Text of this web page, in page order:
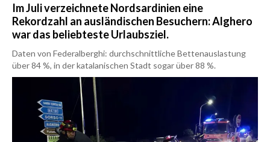
Im Juli verzeichnete Nordsardinien eine
Rekordzahl an ausländischen Besuchern: Alghero
war das beliebteste Urlaubsziel.
Daten von Federalberghi: durchschnittliche Bettenauslastung
über 84 %, in der katalanischen Stadt sogar über 88 %.